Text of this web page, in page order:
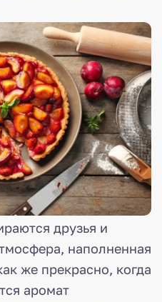
друзья и
наполненная
же прекрасно, когда
аромат